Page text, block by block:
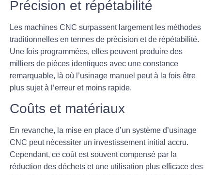
Précision et répétabilité
Les machines CNC surpassent largement les méthodes
traditionnelles en termes de précision et de répétabilité.
Une fois programmées, elles peuvent produire des
milliers de pièces identiques avec une constance
remarquable, là où l’usinage manuel peut à la fois être
plus sujet à l’erreur et moins rapide.
Coûts et matériaux
En revanche, la mise en place d’un système d’usinage
CNC peut nécessiter un investissement initial accru.
Cependant, ce coût est souvent compensé par la
réduction des déchets et une utilisation plus efficace des